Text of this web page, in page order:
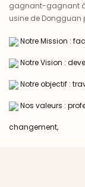
gagnant-gagnant à
usine de Dongguan
Notre Mission :
Notre Vision :
Notre objectif :
Nos valeurs :
changement,